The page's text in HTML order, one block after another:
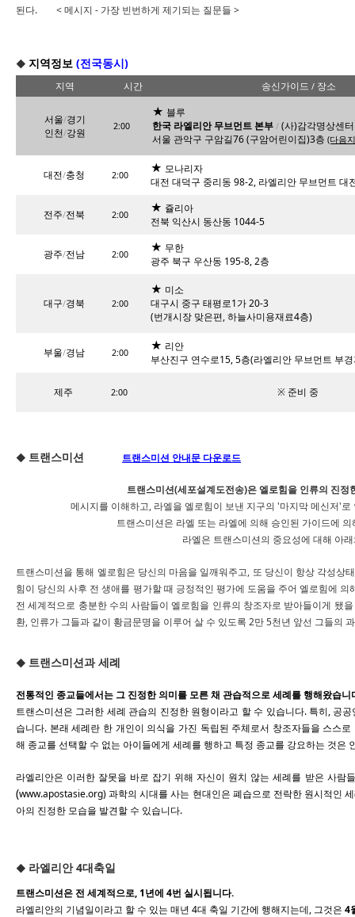
된다. < 메시지 - 가장 빈번하게 제기되는 질문들 >
◆ 지역정보 (전국동시)
지역 시간 송신가이드 / 장소
서울/경기
인천/강원 2:00
★ 블루
한국 라엘리안 무브먼트 본부 / (사)감각명상센터
서울 관악구 구암길76 (구암어린이집)3층 (다음
대전/충청 2:00 ★ 모나리자
대전 대덕구 중리동 98-2, 라엘리안 무브먼트 대
전주/전북 2:00 ★ 쥴리아
전북 익산시 동산동 1044-5
광주/전남 2:00 ★ 무한
광주 북구 우산동 195-8, 2층
대구/경북 2:00
★ 미소
대구시 중구 태평로1가 20-3
(번개시장 맞은편, 하늘사미용재료4층)
부울/경남 2:00 ★ 리안
부산진구 연수로15, 5층(라엘리안 무브먼트 부
제주 2:00 ※ 준비 중
◆ 트랜스미션 트랜스미션 안내문 다운로드
트랜스미션(세포설계도전송)은 엘로힘을 인류의 진정
메시지를 이해하고, 라엘을 엘로힘이 보낸 지구의 '마지막 메신저'
트랜스미션은 라엘 또는 라엘에 의해 승인된 가이드에
라엘은 트랜스미션의 중요성에 대해 아
트랜스미션을 통해 엘로힘은 당신의 마음을 일깨워주고, 또 당신이 항상 각성
힘이 당신의 사후 전 생애를 평가할 때 긍정적인 평가에 도움을 주어 엘로힘에
전 세계적으로 충분한 수의 사람들이 엘로힘을 인류의 창조자로 받아들이게 됐
환, 인류가 그들과 같이 황금문명을 이루어 살 수 있도록 2만 5천년 앞선 그들의
◆ 트랜스미션과 세례
전통적인 종교들에서는그 진정한 의미를 모른 채 관습적으로 세례를 행해왔습니
트랜스미션은 그러한 세례 관습의 진정한 원형이라고 할 수 있습니다. 특히, 공
습니다. 본래 세례란 한 개인이 의식을 가진 독립된 주체로서 창조자들을 스스
해 종교를 선택할 수 없는 아이들에게 세례를 행하고 특정 종교를 강요하는 것은
라엘리안은 이러한 잘못을 바로 잡기 위해 자신이 원치 않는 세례를 받은 사람
(www.apostasie.org) 과학의 시대를 사는 현대인은 폐습으로 전락한 원시적인
아의 진정한 모습을 발견할 수 있습니다.
◆ 라엘리안 4대축일
트랜스미션은 전 세계적으로,1년에 4번 실시됩니다.
라엘리안의 기념일이라고 할 수 있는 매년 4대 축일 기간에 행해지는데, 그것은 4